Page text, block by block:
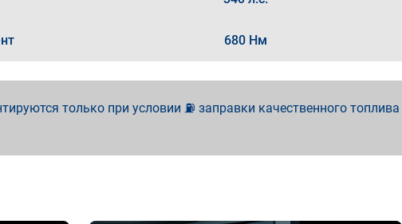
680 Нм
только при условии ⛽ заправки качественного